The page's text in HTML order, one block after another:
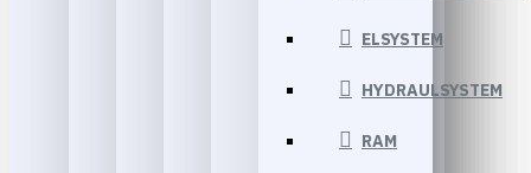
ELSYSTEM
HYDRAULSYSTEM
RAM